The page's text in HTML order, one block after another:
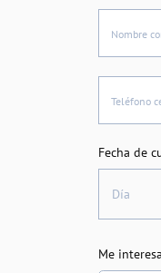
Nombre
Teléfono
Fecha de
Día
Me